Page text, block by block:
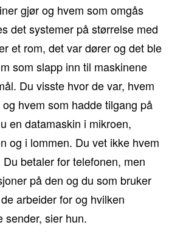
gjør og hvem som omgås
det systemer på størrelse med
et rom, det var dører og det ble
som slapp inn til maskinene
Du visste hvor de var, hvem
hvem som hadde tilgang på
en datamaskin i mikroen,
og i lommen. Du vet ikke hvem
betaler for telefonen, men
på den og du som bruker
arbeider for og hvilken
sender, sier hun.